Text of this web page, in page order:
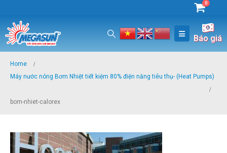
0
Báo giá
Home
Máy nước nóng Bơm Nhiệt tiết kiệm 80% điện năng tiêu thụ- (Heat Pumps)
bom-nhiet-calorex